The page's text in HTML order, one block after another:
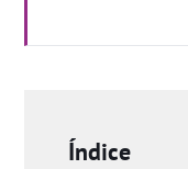
Índice